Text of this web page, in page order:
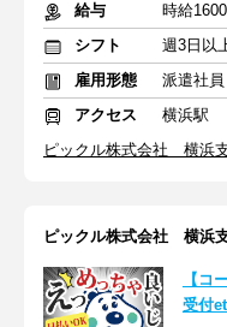
給与
時給
シフト
雇用形態
派遣社員
アクセス
横浜駅
ピックル株式会社 横浜
ピックル株式会社 横浜
【コ
受付